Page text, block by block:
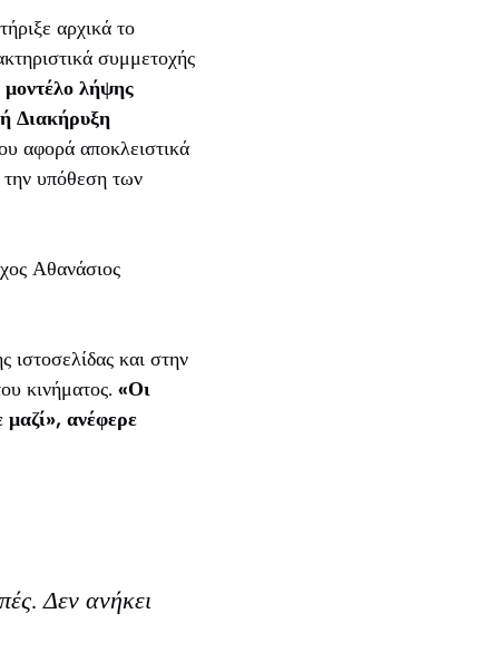
αρχικά το
συμμετοχής
μοντέλο λήψης
Διακήρυξη
αφορά αποκλειστικά
την υπόθεση των
Αθανάσιος
ιστοσελίδας και στην
κινήματος. «Οι
μαζί», ανέφερε
Δεν ανήκει